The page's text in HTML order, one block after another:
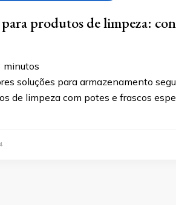
para produtos de limpeza:
minutos
soluções para armazenamento
de limpeza com potes e frascos